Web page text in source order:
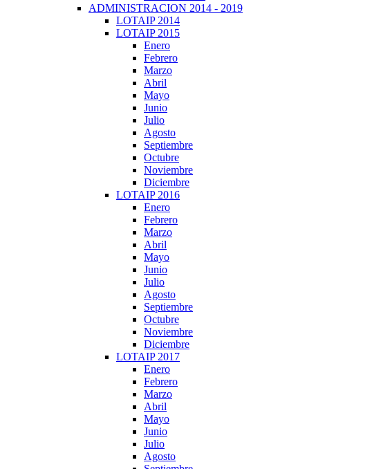
ADMINISTRACION 2014 - 2019
LOTAIP 2014
LOTAIP 2015
Enero
Febrero
Marzo
Abril
Mayo
Junio
Julio
Agosto
Septiembre
Octubre
Noviembre
Diciembre
LOTAIP 2016
Enero
Febrero
Marzo
Abril
Mayo
Junio
Julio
Agosto
Septiembre
Octubre
Noviembre
Diciembre
LOTAIP 2017
Enero
Febrero
Marzo
Abril
Mayo
Junio
Julio
Agosto